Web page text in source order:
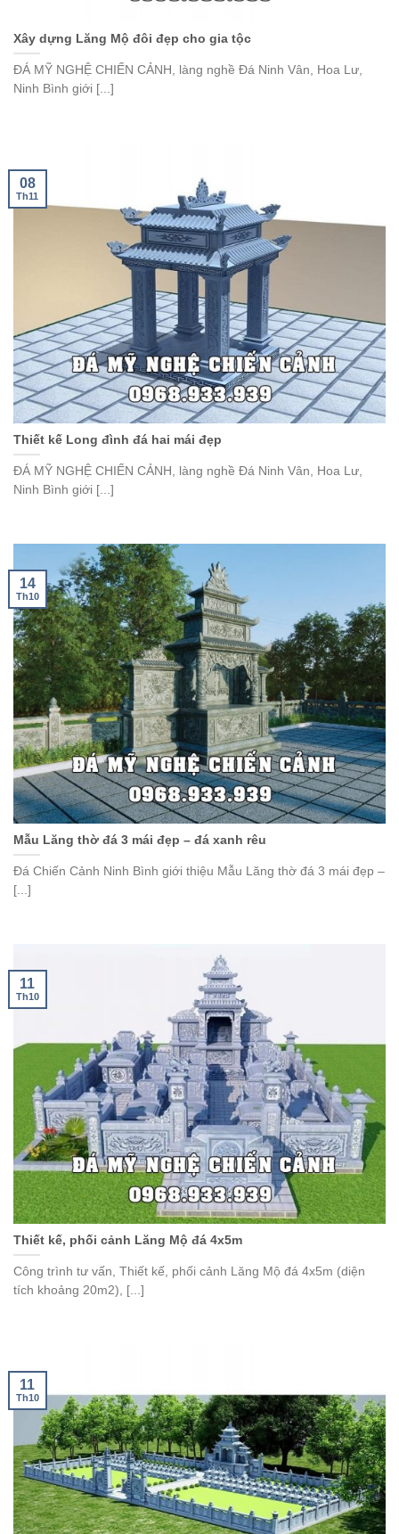
Xây dựng Lăng Mộ đôi đẹp cho gia tộc
ĐÁ MỸ NGHỆ CHIẾN CẢNH, làng nghề Đá Ninh Vân, Hoa Lư,
Ninh Bình giới [...]
Thiết kế Long đình đá hai mái đẹp
ĐÁ MỸ NGHỆ CHIẾN CẢNH, làng nghề Đá Ninh Vân, Hoa Lư,
Ninh Bình giới [...]
08
Th11
Mẫu Lăng thờ đá 3 mái đẹp – đá xanh rêu
Đá Chiến Cảnh Ninh Bình giới thiệu Mẫu Lăng thờ đá 3 mái đẹp –
[...]
14
Th10
Thiết kế, phối cảnh Lăng Mộ đá 4x5m
Công trình tư vấn, Thiết kế, phối cảnh Lăng Mộ đá 4x5m (diện
tích khoảng 20m2), [...]
11
Th10
11
Th10